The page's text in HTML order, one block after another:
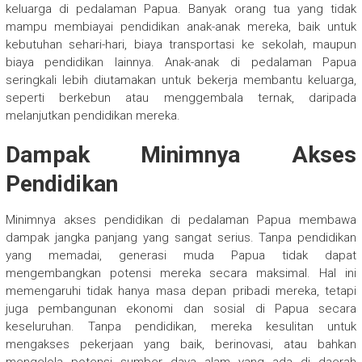
keluarga di pedalaman Papua. Banyak orang tua yang tidak
mampu membiayai pendidikan anak-anak mereka, baik untuk
kebutuhan sehari-hari, biaya transportasi ke sekolah, maupun
biaya pendidikan lainnya. Anak-anak di pedalaman Papua
seringkali lebih diutamakan untuk bekerja membantu keluarga,
seperti berkebun atau menggembala ternak, daripada
melanjutkan pendidikan mereka.
Dampak Minimnya Akses
Pendidikan
Minimnya akses pendidikan di pedalaman Papua membawa
dampak jangka panjang yang sangat serius. Tanpa pendidikan
yang memadai, generasi muda Papua tidak dapat
mengembangkan potensi mereka secara maksimal. Hal ini
memengaruhi tidak hanya masa depan pribadi mereka, tetapi
juga pembangunan ekonomi dan sosial di Papua secara
keseluruhan. Tanpa pendidikan, mereka kesulitan untuk
mengakses pekerjaan yang baik, berinovasi, atau bahkan